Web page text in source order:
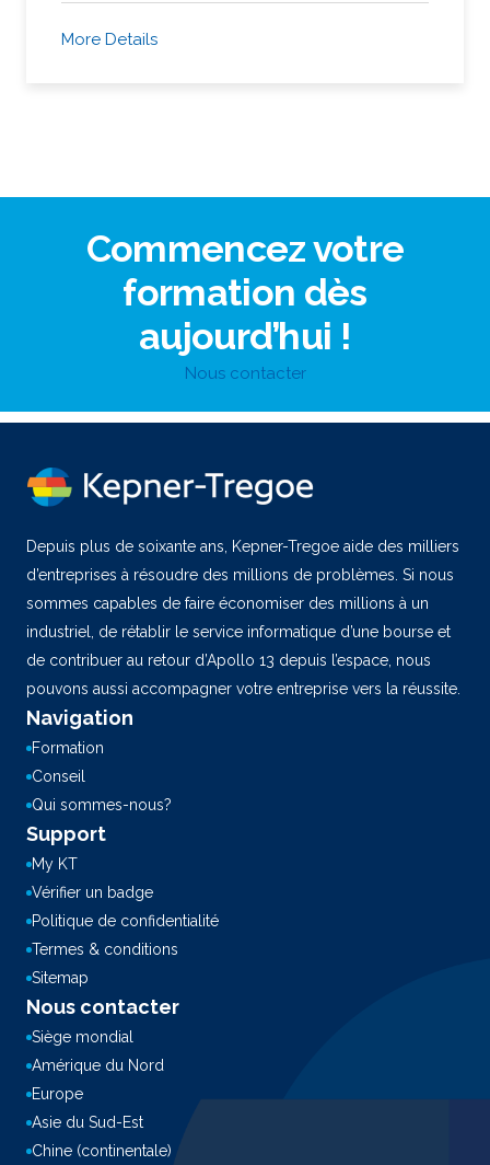
More Details
Commencez votre
formation dès
aujourd’hui !
Nous contacter
Depuis plus de soixante ans, Kepner-Tregoe aide des milliers
d’entreprises à résoudre des millions de problèmes. Si nous
sommes capables de faire économiser des millions à un
industriel, de rétablir le service informatique d’une bourse et
de contribuer au retour d’Apollo 13 depuis l’espace, nous
pouvons aussi accompagner votre entreprise vers la réussite.
Navigation
Formation
Conseil
Qui sommes-nous?
Support
My KT
Vérifier un badge
Politique de confidentialité
Termes & conditions
Sitemap
Nous contacter
Siège mondial
Amérique du Nord
Europe
Asie du Sud-Est
Chine (continentale)